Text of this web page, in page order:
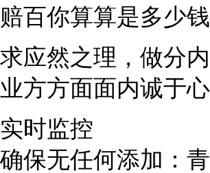
赔百你算算是多少
求应然之理，做分
业方方面面内诚于心
实时监控
确保无任何添加：